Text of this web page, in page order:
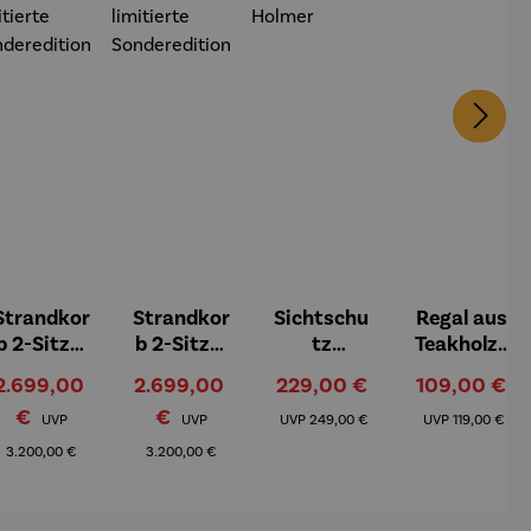
2-Sitzer
et |
Teakholz –
Wüstenki
€
UVP Regulärer Preis:
3.200,00 €
Strandkor
b 2-Sitzer
et |
Teakholz –
Korallenba
Verkaufspreis:
2.699,00
€
UVP Regulärer Preis:
3.200,00 €
Sichtschu
tz
ier aus
Teakholz
Verkaufspreis:
229,00 €
UVP Regulärer Preis:
249,00 €
Regal aus
Teakholz |
Outdoor
109,00 €
UVP Regulärer
119,00 €